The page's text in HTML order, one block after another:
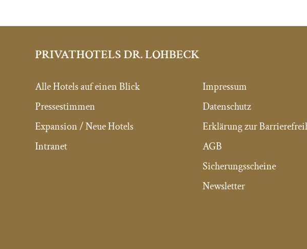
PRIVATHOTELS DR. LOHBECK
Alle Hotels auf einen Blick
Pressestimmen
Expansion / Neue Hotels
Intranet
Impressum
Datenschutz
Erklärung zur
AGB
Sicherungsscheine
Newsletter